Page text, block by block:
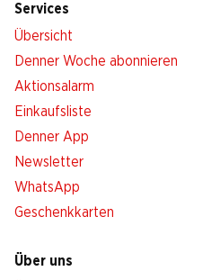
Services
Übersicht
Denner Woche abonnieren
Aktionsalarm
Einkaufsliste
Denner App
Newsletter
WhatsApp
Geschenkkarten
Über uns